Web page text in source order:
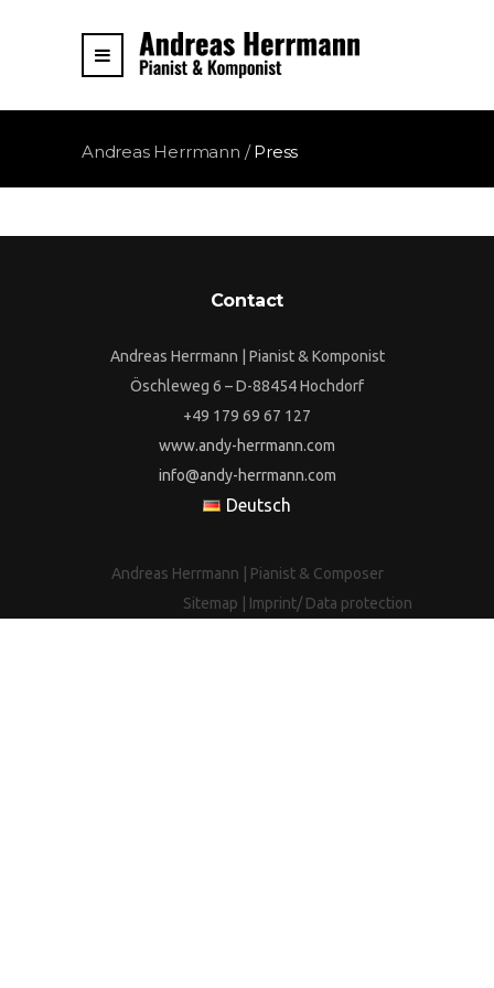
Andreas Herrmann /Press
Contact
Andreas Herrmann | Pianist & Komponist
Öschleweg 6 – D-88454 Hochdorf
+49 179 69 67 127
www.andy-herrmann.com
info@andy-herrmann.com
Deutsch
Andreas Herrmann | Pianist & Composer
Sitemap
Imprint/ Data protection